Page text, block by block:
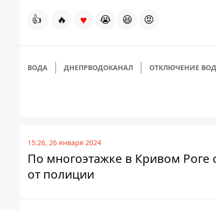
👍 🔥 ♥ 😭 😆 😡
ВОДА ДНЕПРВОДОКАНАЛ ОТКЛЮЧЕНИЕ
15:26, 26 января 2024
По многоэтажке в Кривом Роге
от полиции